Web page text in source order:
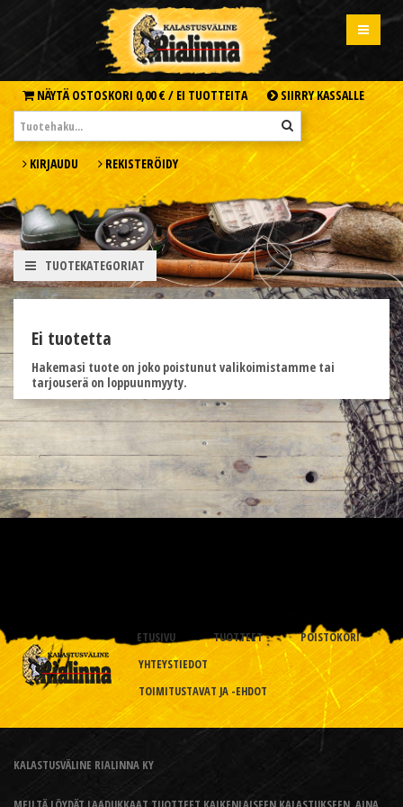
NÄYTÄ OSTOSKORI 0,00 € / EI TUOTTEITA SIIRRY KASSALLE
KIRJAUDU REKISTERÖIDY
TUOTEKATEGORIAT
Ei tuotetta
Hakemasi tuote on joko poistunut valikoimistamme tai
tarjouserä on loppuunmyyty.
ETUSIVU TUOTTEET
POISTOKORI
YHTEYSTIEDOT
TOIMITUSTAVAT JA -EHDOT
KALASTUSVÄLINE RIALINNA KY